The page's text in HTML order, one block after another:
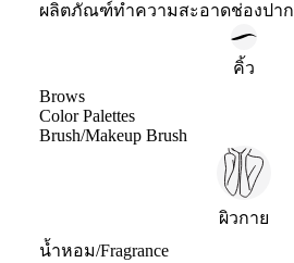
ผลิตภัณฑ์ทำความสะอาดช่องปาก
คิ้ว
Brows
Color Palettes
Brush/Makeup Brush
ผิวกาย
น้ำหอม/Fragrance